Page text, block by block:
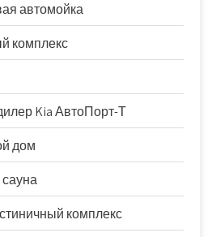
автомойка
комплекс
Kia АвтоПорт-Т
дом
комплекс